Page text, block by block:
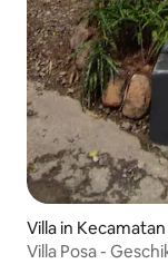
Villa in
Villa Posa -